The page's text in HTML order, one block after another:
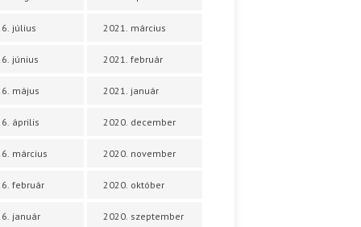
július
június
május
április
március
február
január
2021. március
2021. február
2021. január
2020. december
2020. november
2020. október
2020. szeptember